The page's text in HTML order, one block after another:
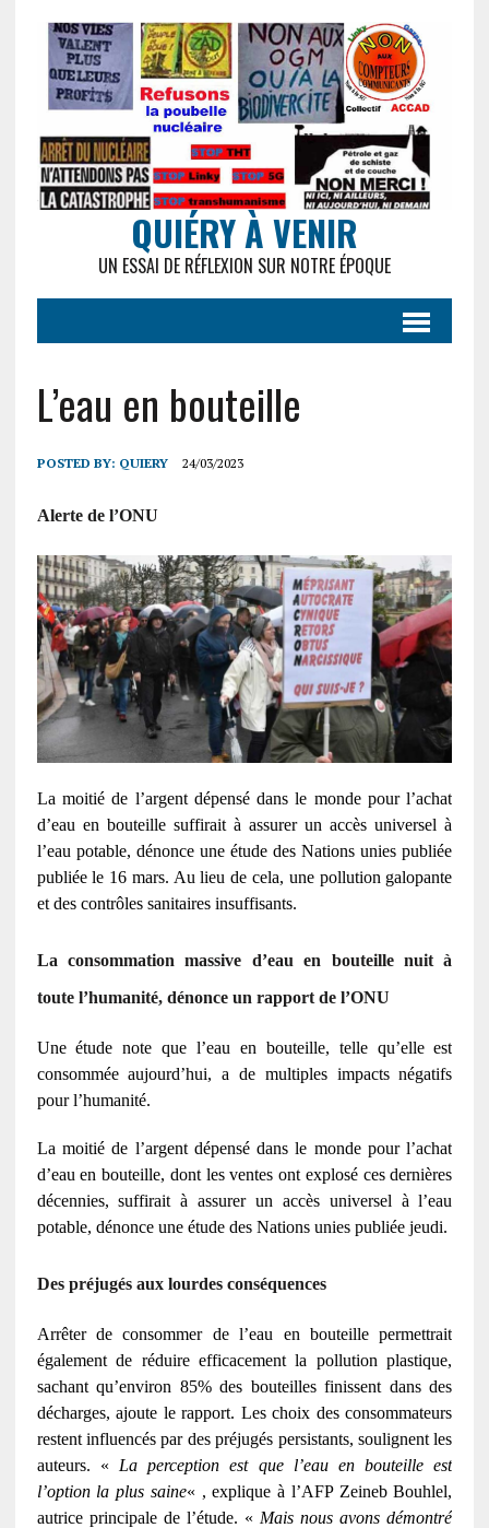
QUIÉRY À VENIR
UN ESSAI DE RÉFLEXION SUR NOTRE ÉPOQUE
L’eau en bouteille
POSTED BY: QUIERY 24/03/2023
Alerte de l’ONU
La moitié de l’argent dépensé dans le monde pour l’achat
d’eau en bouteille suffirait à assurer un accès universel à
l’eau potable, dénonce une étude des Nations unies publiée
publiée le 16 mars. Au lieu de cela, une pollution galopante
et des contrôles sanitaires insuffisants.
La consommation massive d’eau en bouteille nuit à
toute l’humanité, dénonce un rapport de l’ONU
Une étude note que l’eau en bouteille, telle qu’elle est
consommée aujourd’hui, a de multiples impacts négatifs
pour l’humanité.
La moitié de l’argent dépensé dans le monde pour l’achat
d’eau en bouteille, dont les ventes ont explosé ces dernières
décennies, suffirait à assurer un accès universel à l’eau
potable, dénonce une étude des Nations unies publiée jeudi.
Des préjugés aux lourdes conséquences
Arrêter de consommer de l’eau en bouteille permettrait
également de réduire efficacement la pollution plastique,
sachant qu’environ 85% des bouteilles finissent dans des
décharges, ajoute le rapport. Les choix des consommateurs
restent influencés par des préjugés persistants, soulignent les
auteurs. « La perception est que l’eau en bouteille est
l’option la plus saine« , explique à l’AFP Zeineb Bouhlel,
autrice principale de l’étude. « Mais nous avons démontré